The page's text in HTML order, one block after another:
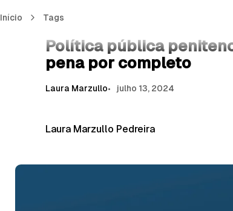
Início Tags
Política pública penitenciária: a execução da pena por
Livros do PMPD
Política pública
pena por completo
Laura Marzullo julho 13, 2024
Laura Marzullo Pedreira